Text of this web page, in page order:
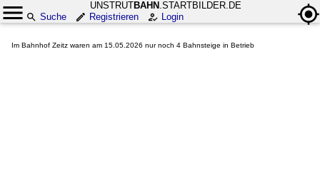
UNSTRUTBAHN .STARTBILDER.DE
Suche
Registrieren Login
Im Bahnhof Zeitz waren am 15.05.2026 nur noch 4 Bahnsteige in Betrieb